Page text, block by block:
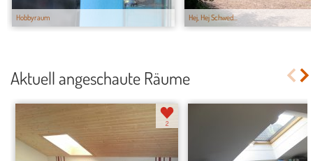
Hobbyraum Hej, Hej Schwed...
Aktuell angeschaute Räume
2